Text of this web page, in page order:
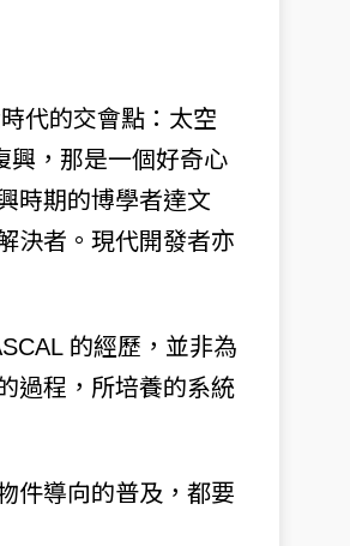
代的交會點：太空
興，那是一個好奇心
時期的博學者達文
決者。現代開發者亦
的經歷，並非為
過程，所培養的系統
件導向的普及，都要